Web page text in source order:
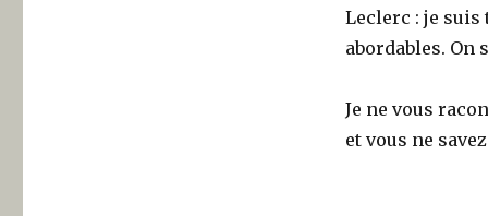
Leclerc : je
abordables.
Je ne vous
et vous ne